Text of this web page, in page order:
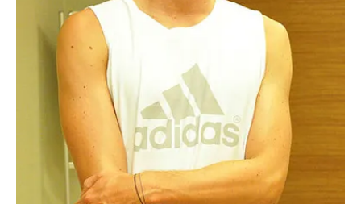
6698 sayılı Kişisel Verilerin Korunması Kanunu uyarınca
hazırlanmış Aydınlatma Metnimizi okumak ve sitemizde
ilgili mevzuata uygun olarak kullanılan çerezlerle ilgili bilgi
almak için lütfen